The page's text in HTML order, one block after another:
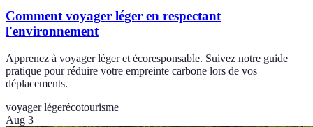
Comment voyager léger en respectant
l'environnement
Apprenez à voyager léger et écoresponsable. Suivez notre guide
pratique pour réduire votre empreinte carbone lors de vos
déplacements.
voyager légerécotourisme
Aug 3